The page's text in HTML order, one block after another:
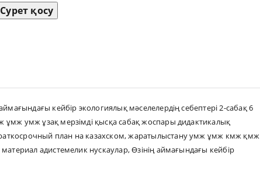
Сурет қосу
кейбір экологиялық мәселелердің себептері 2-сабақ 6
умж ұзақ мерзімді қысқа сабақ жоспары дидактикалық
план на казахском,жаратылыстану умж ұмж кмж қмж
адистемелик нускаулар,Өзінің аймағындағы кейбір